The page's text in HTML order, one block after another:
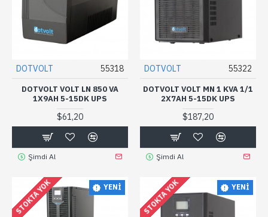
DOTVOLT 55318
DOTVOLT VOLT LN 850 VA
1X9AH 5-15DK UPS
$61,20
Şimdi Al
DOTVOLT 55322
DOTVOLT VOLT MN 1 KVA 1/1
2X7AH 5-15DK UPS
$187,20
Şimdi Al
YENI
STOKTA YOK YENI
STOKTA YOK